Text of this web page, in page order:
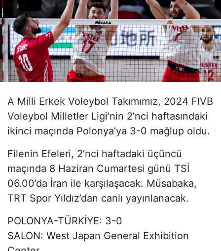
A Milli Erkek Voleybol Takımımız, 2024 FIVB
Voleybol Milletler Ligi’nin 2’nci haftasındaki
ikinci maçında Polonya’ya 3-0 mağlup oldu.
Filenin Efeleri, 2’nci haftadaki üçüncü
maçında 8 Haziran Cumartesi günü TSİ
06.00’da İran ile karşılaşacak. Müsabaka,
TRT Spor Yıldız’dan canlı yayınlanacak.
POLONYA-TÜRKİYE: 3-0
SALON: West Japan General Exhibition